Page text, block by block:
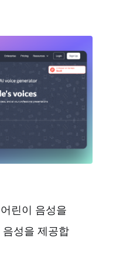
린이 음성을
성을 제공합